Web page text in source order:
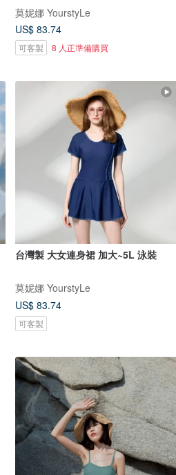
莫妮娜 YourstyLe
US$ 83.74
可客製 8 人正準備購買
台灣製 大女連身裙 加大~5L 泳裝
莫妮娜 YourstyLe
US$ 83.74
可客製